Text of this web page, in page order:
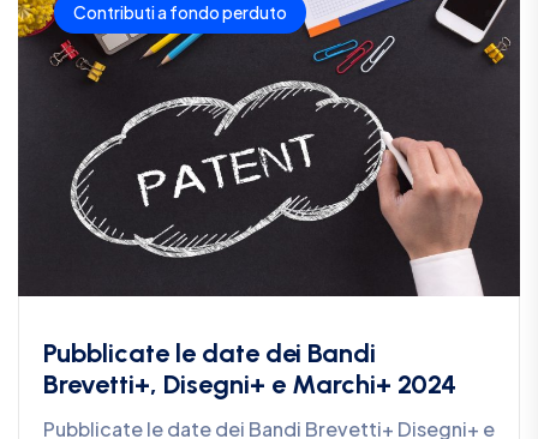
Contributi a fondo perduto
Pubblicate le date dei Bandi
Brevetti+, Disegni+ e Marchi+ 2024
Pubblicate le date dei Bandi Brevetti+ Disegni+ e